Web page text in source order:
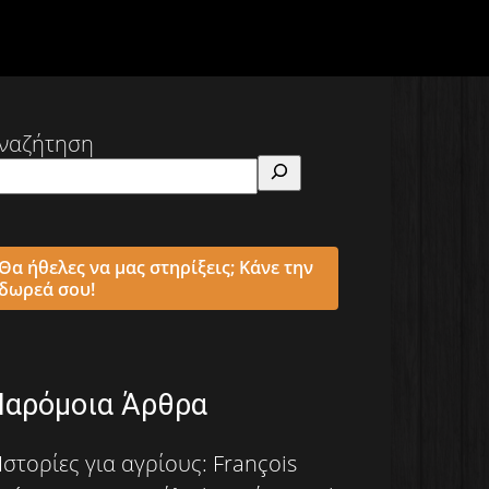
ήθελες να μας στηρίξεις; Κάνε την
σου!
Άρθρα
για αγρίους: François